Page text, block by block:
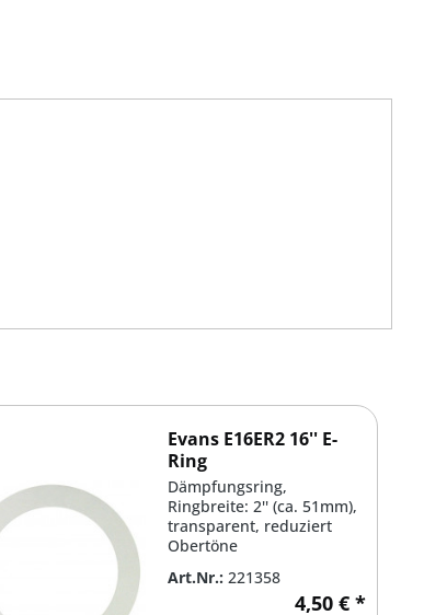
Evans E16ER2 16'' E-
Ring
Dämpfungsring,
Ringbreite: 2'' (ca. 51mm),
transparent, reduziert
Obertöne
Art.Nr.: 221358
4,50 € *